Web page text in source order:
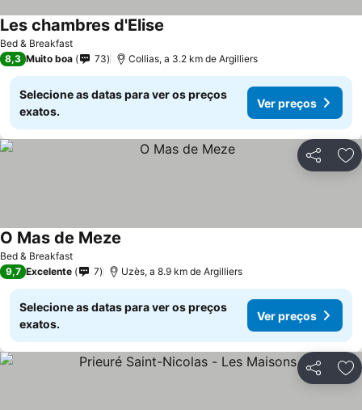
Bed & Breakfast
Les chambres d'Elise
8,3 Muito boa 73 Collias, a 3.2 km de Argilliers
Selecione as datas para ver os preços
exatos.
Ver preços
Partilhar
Bed & Breakfast
O Mas de Meze
9,7 Excelente 7 Uzès, a 8.9 km de Argilliers
Selecione as datas para ver os preços
exatos.
Ver preços
Partilhar